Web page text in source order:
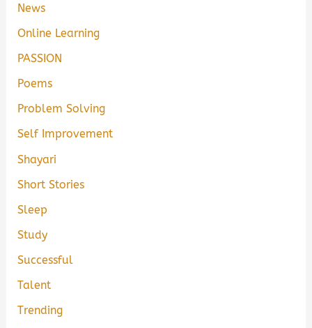
News
Online Learning
PASSION
Poems
Problem Solving
Self Improvement
Shayari
Short Stories
Sleep
Study
Successful
Talent
Trending